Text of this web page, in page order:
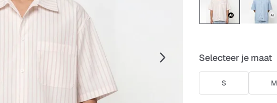
Selecteer je maat
S M